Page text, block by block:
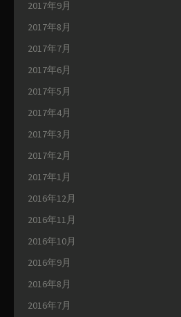
2017年9月
2017年8月
2017年7月
2017年6月
2017年5月
2017年4月
2017年3月
2017年2月
2017年1月
2016年12月
2016年11月
2016年10月
2016年9月
2016年8月
2016年7月